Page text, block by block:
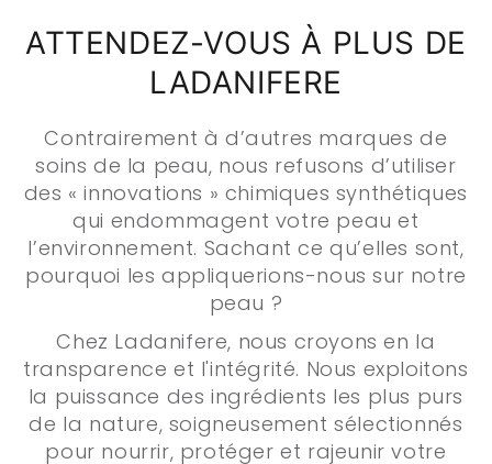
ATTENDEZ-VOUS À PLUS DE
LADANIFERE
Contrairement à d’autres marques de
soins de la peau, nous refusons d’utiliser
des « innovations » chimiques synthétiques
qui endommagent votre peau et
l’environnement. Sachant ce qu’elles sont,
pourquoi les appliquerions-nous sur notre
peau ?
Chez Ladanifere, nous croyons en la
transparence et l'intégrité. Nous exploitons
la puissance des ingrédients les plus purs
de la nature, soigneusement sélectionnés
pour nourrir, protéger et rajeunir votre